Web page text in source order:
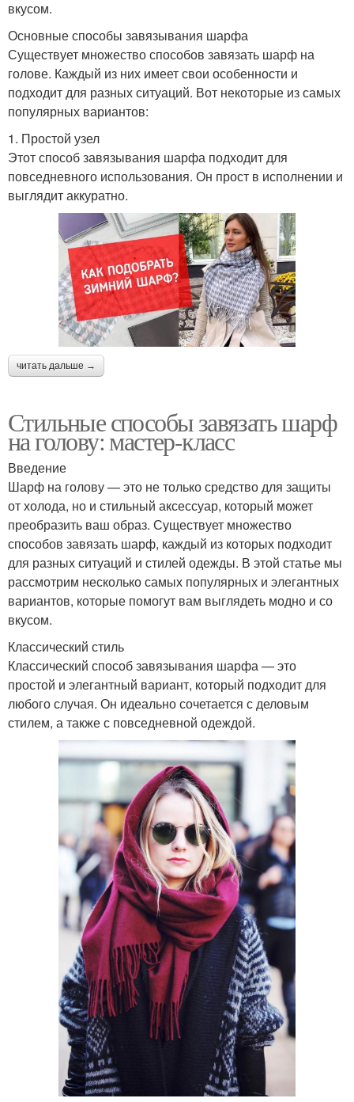
вкусом.
Основные способы завязывания шарфа
Существует множество способов завязать шарф на
голове. Каждый из них имеет свои особенности и
подходит для разных ситуаций. Вот некоторые из самых
популярных вариантов:
1. Простой узел
Этот способ завязывания шарфа подходит для
повседневного использования. Он прост в исполнении и
выглядит аккуратно.
читать дальше →
Стильные способы завязать шарф
на голову: мастер-класс
Введение
Шарф на голову — это не только средство для защиты
от холода, но и стильный аксессуар, который может
преобразить ваш образ. Существует множество
способов завязать шарф, каждый из которых подходит
для разных ситуаций и стилей одежды. В этой статье мы
рассмотрим несколько самых популярных и элегантных
вариантов, которые помогут вам выглядеть модно и со
вкусом.
Классический стиль
Классический способ завязывания шарфа — это
простой и элегантный вариант, который подходит для
любого случая. Он идеально сочетается с деловым
стилем, а также с повседневной одеждой.